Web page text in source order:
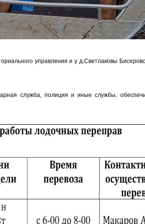
управления и у д.Светлаковы
служба, полиция и иные службы,